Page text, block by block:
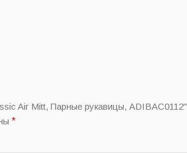
Mitt, Парные рукавицы, ADIBAC0112"
*